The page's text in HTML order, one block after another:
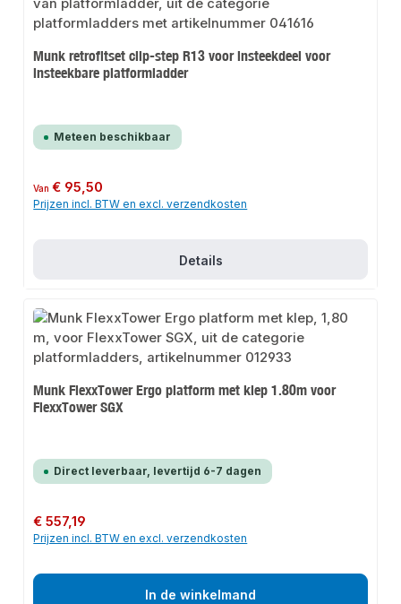
Munk retrofitset clip-step R13 voor insteekdeel voor
insteekbare platformladder
Meteen beschikbaar
Normale prijs:
Van€ 95,50
Prijzen incl. BTW en excl. verzendkosten
Details
Munk FlexxTower Ergo platform met klep 1.80m voor
FlexxTower SGX
Direct leverbaar, levertijd 6-7 dagen
Normale prijs:
€ 557,19
Prijzen incl. BTW en excl. verzendkosten
In de winkelmand